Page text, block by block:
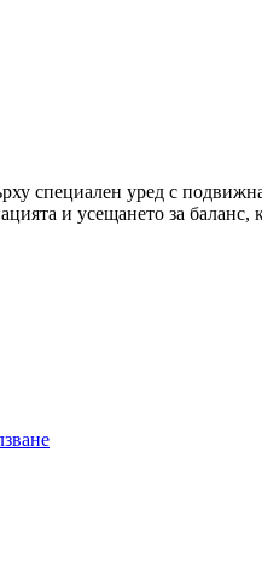
специален уред с
и усещането за